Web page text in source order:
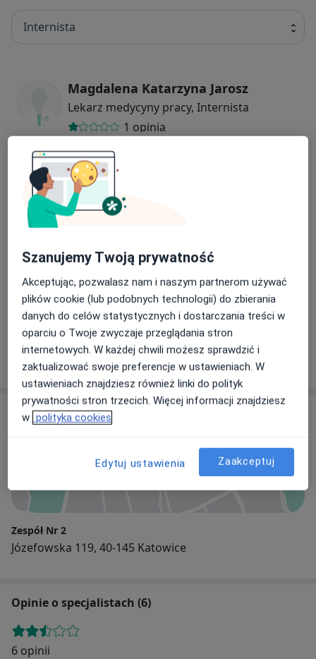
Internista
Magdalena Katarzyna Jarosz
Lekarz medycyny pracy, Internista
1 opinia
Andrzej Witold Bar
Internista, Nefrolog
Internista, Geriatra
1 opinia
Jan Krzysztof Hoffmann
Internista
Adres
Powiększ mapę
Zespół Nr 2
Józefowska 119, 40-145 Katowice
Opinie o specjalistach (6)
6 opinii
Szanujemy Twoją prywatność
Akceptując, pozwalasz nam i naszym partnerom używać
plików cookie (lub podobnych technologii) do zbierania
danych do celów statystycznych i dostarczania treści w
oparciu o Twoje zwyczaje przeglądania stron
internetowych. W każdej chwili możesz sprawdzić i
zaktualizować swoje preferencje w ustawieniach. W
ustawieniach znajdziesz również linki do polityk
prywatności stron trzecich. Więcej informacji znajdziesz
w polityka cookies
Edytuj ustawienia Zaakceptuj